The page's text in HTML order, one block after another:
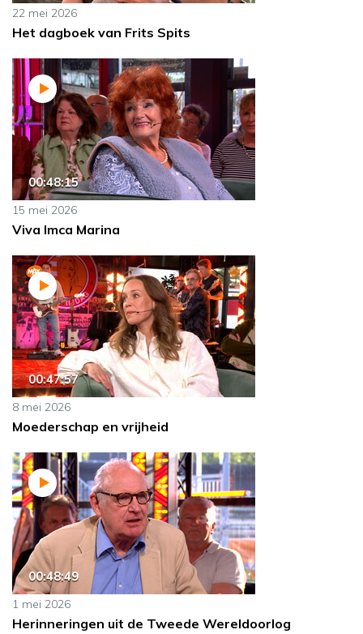
22 mei 2026
Het dagboek van Frits Spits
00:48:15
15 mei 2026
Viva Imca Marina
00:47:57
8 mei 2026
Moederschap en vrijheid
00:48:49
1 mei 2026
Herinneringen uit de Tweede Wereldoorlog